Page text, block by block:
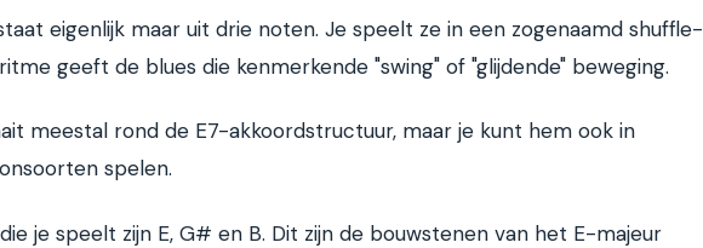
eigenlijk maar uit drie noten. Je speelt ze in een zogenaamd shuffle-
geeft de blues die kenmerkende "swing" of "glijdende" beweging.
meestal rond de E7-akkoordstructuur, maar je kunt hem ook in
spelen.
je speelt zijn E, G# en B. Dit zijn de bouwstenen van het E-majeur